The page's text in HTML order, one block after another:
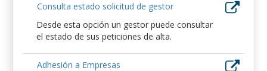
Consulta estado solicitud de gestor
Desde esta opción un gestor puede consultar
el estado de sus peticiones de alta.
Adhesión a Empresas